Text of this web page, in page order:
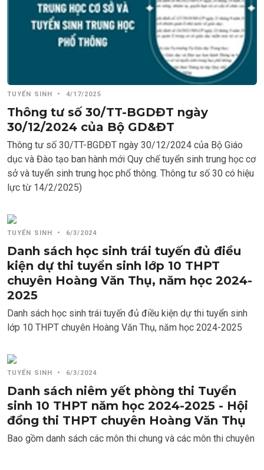
TUYỂN SINH • 4/17/2025
Thông tư số 30/TT-BGDĐT ngày
30/12/2024 của Bộ GD&ĐT
Thông tư số 30/TT-BGDĐT ngày 30/12/2024 của Bộ Giáo
dục và Đào tạo ban hành mới Quy chế tuyển sinh trung học cơ
sở và tuyển sinh trung học phổ thông. Thông tư số 30 có hiệu
lực từ 14/2/2025)
TUYỂN SINH • 6/3/2024
Danh sách học sinh trái tuyến đủ điều
kiện dự thi tuyển sinh lớp 10 THPT
chuyên Hoàng Văn Thụ, năm học 2024-
2025
Danh sách học sinh trái tuyến đủ điều kiện dự thi tuyển sinh
lớp 10 THPT chuyên Hoàng Văn Thụ, năm học 2024-2025
TUYỂN SINH • 6/3/2024
Danh sách niêm yết phòng thi Tuyển
sinh 10 THPT năm học 2024-2025 - Hội
đồng thi THPT chuyên Hoàng Văn Thụ
Bao gồm danh sách các môn thi chung và các môn thi chuyên